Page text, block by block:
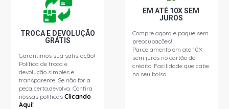
TROCA E DEVOLUÇÃO
GRÁTIS
Garantimos sua satisfação!
Política de troca e
devolução simples e
transparente. Se não for a
peça certa,devolva. Confira
nossas políticasClicando
Aqui!
EM ATÉ 10X SEM
JUROS
Compre agora e pague sem
preocupações!
Parcelamento em até 10X
sem juros no cartão de
crédito. Facilidade que cabe
no seu bolso.